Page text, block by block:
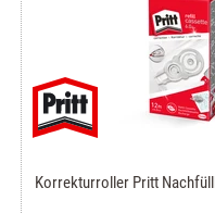
Korrekturroller Pritt